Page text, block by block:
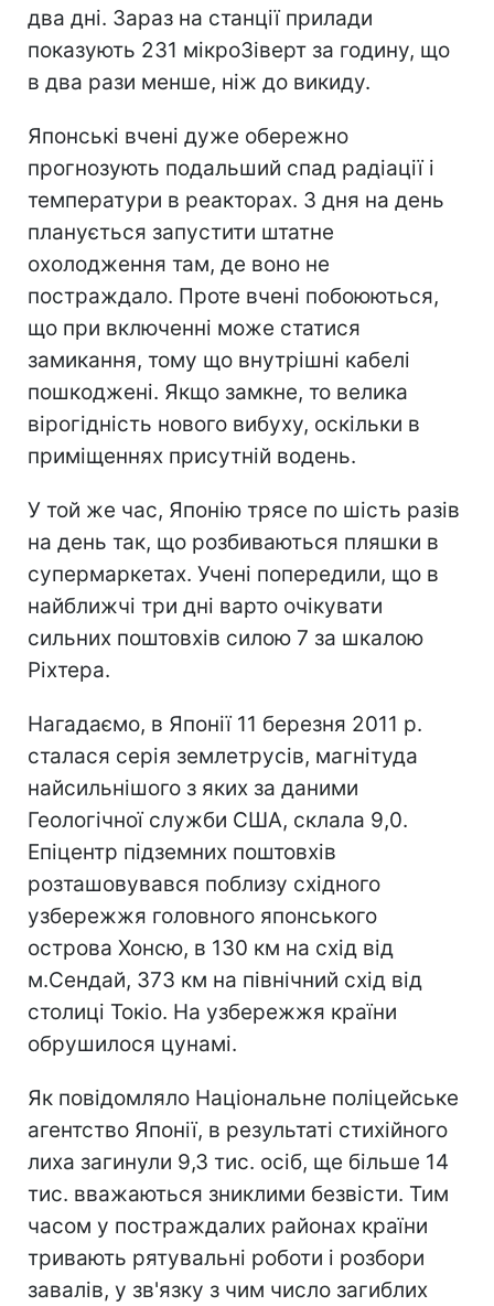
два дні. Зараз на станції прилади
показують 231 мiкроЗiверт за годину, що
в два рази менше, ніж до викиду.
Японські вчені дуже обережно
прогнозують подальший спад радіації і
температури в реакторах. З дня на день
планується запустити штатне
охолодження там, де воно не
постраждало. Проте вчені побоюються,
що при включенні може статися
замикання, тому що внутрішні кабелі
пошкоджені. Якщо замкне, то велика
вірогідність нового вибуху, оскільки в
приміщеннях присутній водень.
У той же час, Японію трясе по шість разів
на день так, що розбиваються пляшки в
супермаркетах. Учені попередили, що в
найближчі три дні варто очікувати
сильних поштовхів силою 7 за шкалою
Ріхтера.
Нагадаємо, в Японії 11 березня 2011 р.
сталася серія землетрусів, магнітуда
найсильнішого з яких за даними
Геологічної служби США, склала 9,0.
Епіцентр підземних поштовхів
розташовувався поблизу східного
узбережжя головного японського
острова Хонсю, в 130 км на схід від
м.Сендай, 373 км на північний схід від
столиці Токіо. На узбережжя країни
обрушилося цунамі.
Як повідомляло Національне поліцейське
агентство Японії, в результаті стихійного
лиха загинули 9,3 тис. осіб, ще більше 14
тис. вважаються зниклими безвісти. Тим
часом у постраждалих районах країни
тривають рятувальні роботи і розбори
завалів, у зв'язку з чим число загиблих